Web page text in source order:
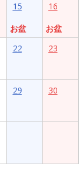
15
お盆
16
お盆
22 23
29 30